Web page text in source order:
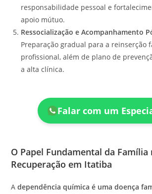
responsabilidade pessoal e
apoio mútuo.
Ressocialização e Acompanhamento
Preparação gradual para a reinserção
profissional, além de plano de
a alta clínica.
Falar com um
O Papel Fundamental da Família
Recuperação em Itatiba
Adependência química é uma doença